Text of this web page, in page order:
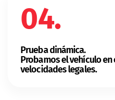
04.
Prueba dinámica.
Probamos el vehículo en
velocidades legales.